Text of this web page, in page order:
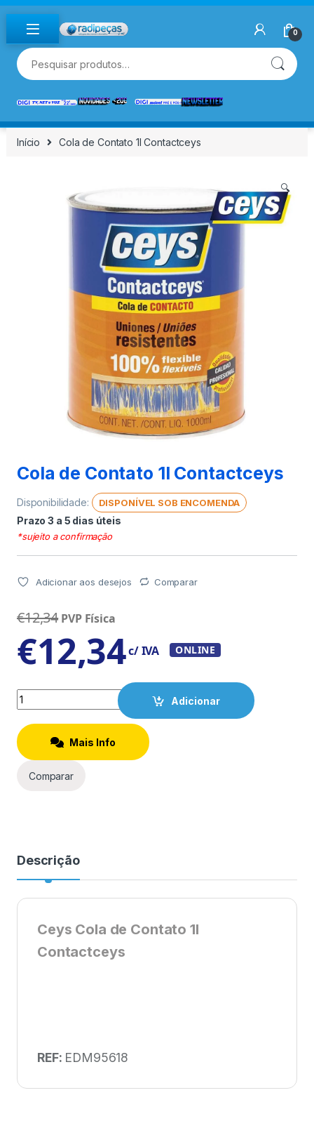
Skip to navigation
Skip to content
0
Pesquisar por:
Início Cola de Contato 1l Contactceys
🔍
Cola de Contato 1l Contactceys
Disponibilidade: DISPONÍVEL SOB ENCOMENDA
Prazo 3 a 5 dias úteis
*sujeito a confirmação
Adicionar aos desejos Comparar
€12,34 PVP Física
€12,34c/ IVA ONLINE
Quantity
Adicionar
Mais Info
Comparar
Descrição
Ceys Cola de Contato 1l
Contactceys
REF: EDM95618